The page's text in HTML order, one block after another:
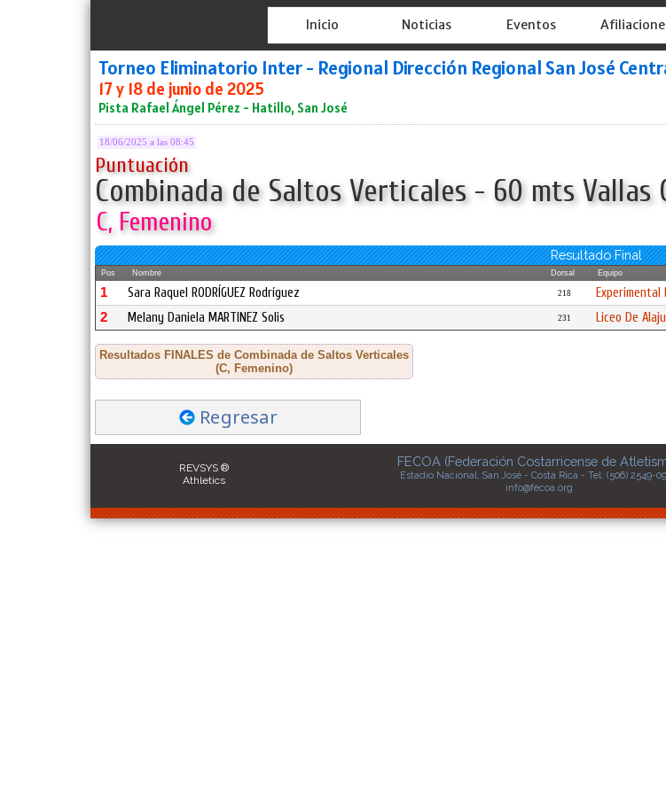
Inicio Noticias Eventos
Torneo Eliminatorio Inter - Regional Dirección Regional San José
17 y 18 de junio de 2025
Pista Rafael Ángel Pérez - Hatillo, San José
18/06/2025 a las 08:45
Puntuación
Combinada de Saltos Verticales - 60 mts Vallas
C, Femenino
Resultado Final
Pos Nombre Dorsal Equipo
1 Sara Raquel RODRÍGUEZ Rodríguez 218 Experimental
2 Melany Daniela MARTINEZ Solis 231 Liceo De
Resultados FINALES de Combinada de Saltos Verticales
(C, Femenino)
Regresar
REVSYS ®
Athletics
FECOA (Federación Costarricense de
Estadio Nacional, San José - Costa Rica - Tel. (506) 2549-
info@fecoa.org